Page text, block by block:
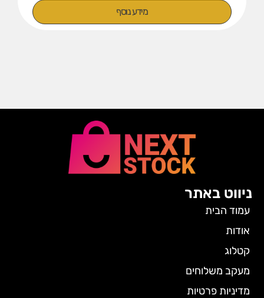
מידע נוסף
ניווט באתר
עמוד הבית
אודות
קטלוג
מעקב משלוחים
מדיניות פרטיות